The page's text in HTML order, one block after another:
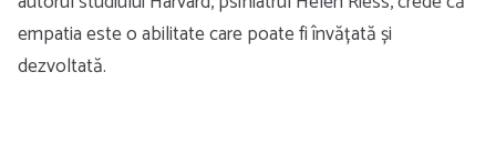
empatia este o abilitate care poate fi învățată și
dezvoltată.